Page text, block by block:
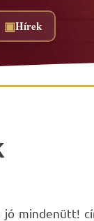
▣Hírek
jó mindenütt!